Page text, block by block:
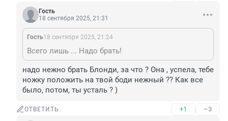
Гость
18 сентября 2025, 21:31
Гость18 сентября 2025, 21:24
Всего лишь ... Надо брать!
надо нежно брать Блонди, за что ? Она , успела, тебе
ножку положить на твой боди нежный ?? Как все
было, потом, ты усталь ? )
ОТВЕТИТЬ +1 –3